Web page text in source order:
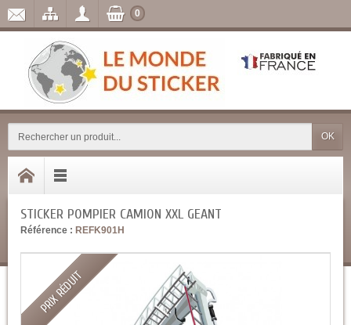
OK
0
STICKER POMPIER CAMION XXL GEANT
Référence : REFK901H
PRIX RÉDUIT